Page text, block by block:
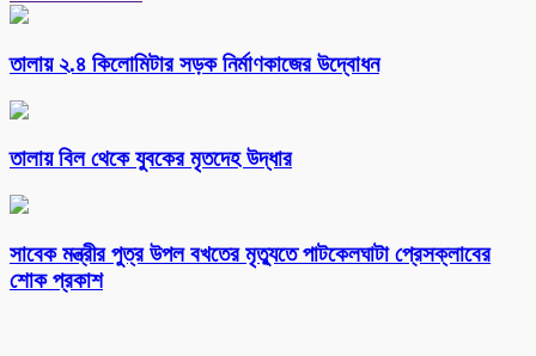
তালায় ২.৪ কিলোমিটার সড়ক নির্মাণকাজের উদ্বোধন
তালায় বিল থেকে যুবকের মৃতদেহ উদ্ধার
সাবেক মন্ত্রীর পুত্র উপল বখতের মৃত্যুতে পাটকেলঘাটা প্রেসক্লাবের
শোক প্রকাশ